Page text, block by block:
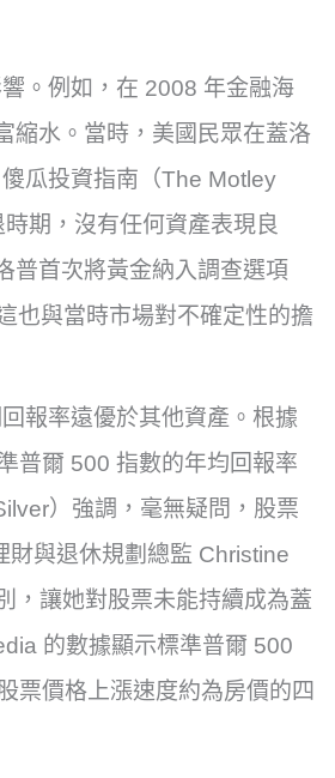
。例如，在 2008 年金融海
縮水。當時，美國民眾在蓋洛
瓜投資指南（The Motley
期，沒有任何資產表現良
普首次將黃金納入調查選項
也與當時市場對不確定性的擔
報率遠優於其他資產。根據
普爾 500 指數的年均回報率
）強調，毫無疑問，股票
與退休規劃總監 Christine
，讓她對股票未能持續成為蓋
的數據顯示標準普爾 500
票價格上漲速度約為房價的四